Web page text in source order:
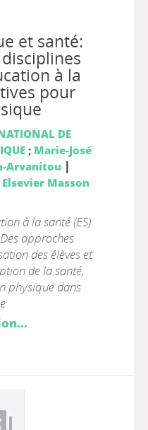
et santé:
à la
pour
DE
; Marie-José
Arvanitou |
Masson
à la santé (ES)
approches
des élèves et
de la santé,
physique dans